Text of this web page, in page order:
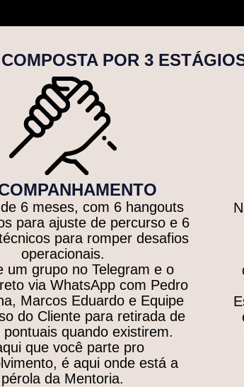
POR 3
6 meses, com 6 hangouts
para ajuste de percurso e 6
para romper desafios
operacionais.
um grupo no Telegram e o
via WhatsApp com Pedro
Marcos Eduardo e Equipe
do Cliente para retirada de
pontuais quando existirem.
que você parte pro
é aqui onde está a
pérola da Mentoria.